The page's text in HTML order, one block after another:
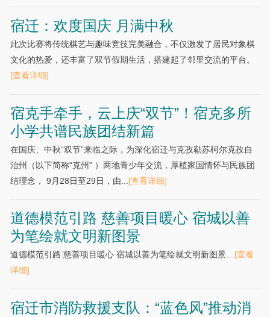
宿迁：欢度国庆 月满中秋
此次比赛将传统棋艺与趣味竞技完美融合，不仅激发了居民对象棋
文化的热爱，还丰富了双节假期生活，搭建起了邻里交流的平台。
[查看详细]
宿克手牵手，云上庆“双节”！宿克多所
小学共谱民族团结新篇
在国庆、中秋“双节”来临之际，为深化宿迁与克孜勒苏柯尔克孜自
治州（以下简称“克州” ）两地青少年交流，厚植家国情怀与民族团
结理念， 9月28日至29日，由... [查看详细]
道德模范引路 慈善项目暖心 宿城以善
为笔绘就文明新图景
道德模范引路 慈善项目暖心 宿城以善为笔绘就文明新图景…[查看
详细]
宿迁市消防救援支队：“蓝色风”推动消